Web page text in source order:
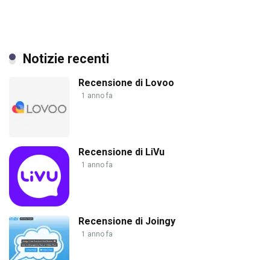
Notizie recenti
Recensione di Lovoo
1 anno fa
Recensione di LiVu
1 anno fa
Recensione di Joingy
1 anno fa